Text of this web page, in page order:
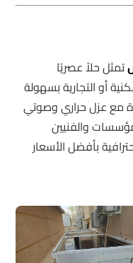
تمثل حلاً عصريًا
أو التجارية بسهولة
مع عزل حراري وصوتي
والفنيين
بأفضل الأسعار